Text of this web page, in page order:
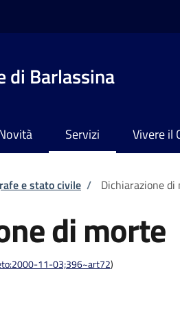
di Barlassina
Servizi Vivere il
e stato civile / Dichiarazione di
di morte
11-03;396~art72)